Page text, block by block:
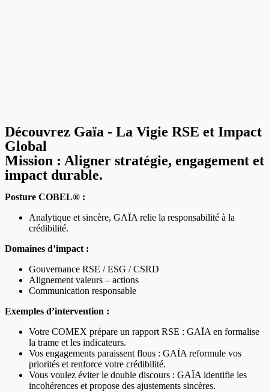
Découvrez Gaïa - La Vigie RSE et Impact
Global
Mission : Aligner stratégie, engagement et
impact durable.
Posture COBEL® :
Analytique et sincère, GAÏA relie la responsabilité à la
crédibilité.
Domaines d’impact :
Gouvernance RSE / ESG / CSRD
Alignement valeurs – actions
Communication responsable
Exemples d’intervention :
Votre COMEX prépare un rapport RSE : GAÏA en formalise
la trame et les indicateurs.
Vos engagements paraissent flous : GAÏA reformule vos
priorités et renforce votre crédibilité.
Vous voulez éviter le double discours : GAÏA identifie les
incohérences et propose des ajustements sincères.